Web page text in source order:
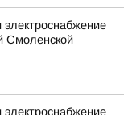
электроснабжение
Смоленской
электроснабжение